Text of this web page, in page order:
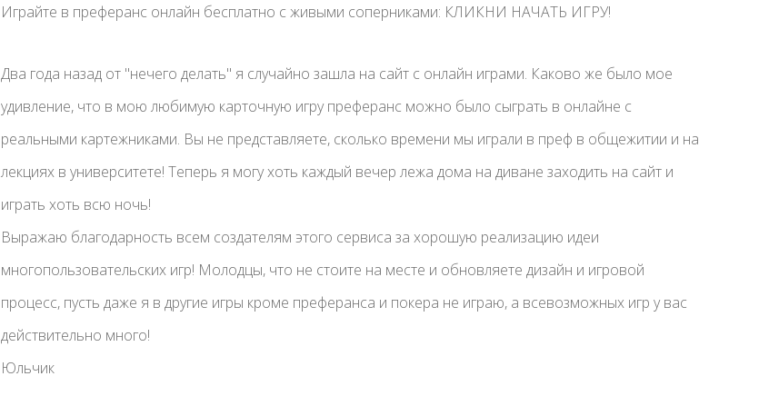
Играйте в преферанс онлайн бесплатно с живыми соперниками: КЛИКНИ НАЧАТЬ ИГРУ!
Два года назад от "нечего делать" я случайно зашла на сайт с онлайн играми. Каково же было мое
удивление, что в мою любимую карточную игру преферанс можно было сыграть в онлайне с
реальными картежниками. Вы не представляете, сколько времени мы играли в преф в общежитии и на
лекциях в университете! Теперь я могу хоть каждый вечер лежа дома на диване заходить на сайт и
играть хоть всю ночь!
Выражаю благодарность всем создателям этого сервиса за хорошую реализацию идеи
многопользовательских игр! Молодцы, что не стоите на месте и обновляете дизайн и игровой
процесс, пусть даже я в другие игры кроме преферанса и покера не играю, а всевозможных игр у вас
действительно много!
Юльчик